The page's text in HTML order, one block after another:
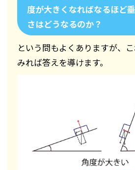
度が大きくなればなるほど
さはどうなるのか？
という問もよくありますが、
みれば答えを導けます。